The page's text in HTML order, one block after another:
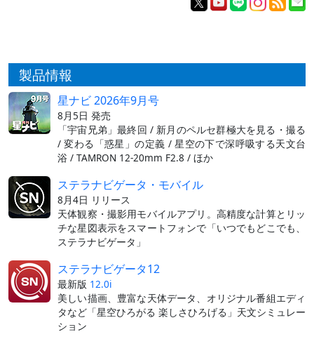
製品情報
星ナビ 2026年9月号
8月5日 発売
「宇宙兄弟」最終回 / 新月のペルセ群極大を見る・撮る
/ 変わる「惑星」の定義 / 星空の下で深呼吸する天文台
浴 / TAMRON 12-20mm F2.8 / ほか
ステラナビゲータ・モバイル
8月4日 リリース
天体観察・撮影用モバイルアプリ。高精度な計算とリッ
チな星図表示をスマートフォンで「いつでもどこでも、
ステラナビゲータ」
ステラナビゲータ12
最新版 12.0i
美しい描画、豊富な天体データ、オリジナル番組エディ
タなど「星空ひろがる 楽しさひろげる」天文シミュレー
ション